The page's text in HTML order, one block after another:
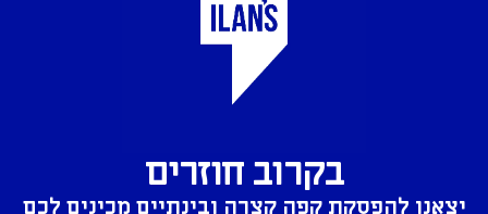
בקרוב חוזרים
יצאנו להפסקת קפה קצרה ובינתיים מכינים לכם